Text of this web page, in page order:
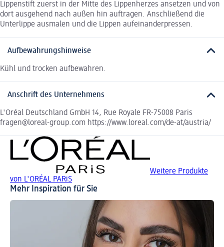
Lippenstift zuerst in der Mitte des Lippenherzes ansetzen und von
dort ausgehend nach außen hin auftragen. Anschließend die
Unterlippe ausmalen und die Lippen aufeinanderpressen.
Aufbewahrungshinweise
Kühl und trocken aufbewahren.
Anschrift des Unternehmens
L'Oréal Deutschland GmbH 14, Rue Royale FR-75008 Paris
fragen@loreal-group.com https://www.loreal.com/de-at/austria/
Weitere Produkte
von L'ORÉAL PARiS
Mehr Inspiration für Sie